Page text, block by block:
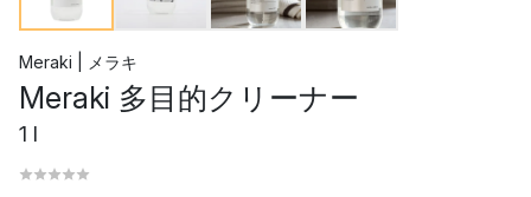
Meraki | メラキ
Meraki 多目的クリーナー
1 l